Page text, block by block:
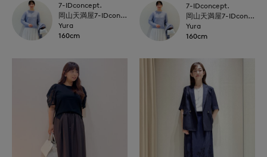
7-IDconcept.
岡山天満屋7-IDconcept.
Yura
160cm
7-IDconcept.
岡山天満屋7-IDconcept.
Yura
160cm